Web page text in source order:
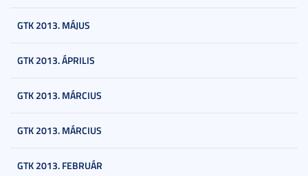
GTK 2013. MÁJUS
GTK 2013. ÁPRILIS
GTK 2013. MÁRCIUS
GTK 2013. MÁRCIUS
GTK 2013. FEBRUÁR